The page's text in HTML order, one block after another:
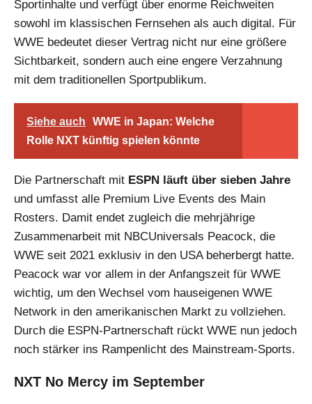
Sportinhalte und verfügt über enorme Reichweiten
sowohl im klassischen Fernsehen als auch digital. Für
WWE bedeutet dieser Vertrag nicht nur eine größere
Sichtbarkeit, sondern auch eine engere Verzahnung
mit dem traditionellen Sportpublikum.
Siehe auch
WWE in Japan: Welche
Rolle NXT künftig spielen könnte
Die Partnerschaft mit ESPN läuft über sieben Jahre
und umfasst alle Premium Live Events des Main
Rosters. Damit endet zugleich die mehrjährige
Zusammenarbeit mit NBCUniversals Peacock, die
WWE seit 2021 exklusiv in den USA beherbergt hatte.
Peacock war vor allem in der Anfangszeit für WWE
wichtig, um den Wechsel vom hauseigenen WWE
Network in den amerikanischen Markt zu vollziehen.
Durch die ESPN-Partnerschaft rückt WWE nun jedoch
noch stärker ins Rampenlicht des Mainstream-Sports.
NXT No Mercy im September